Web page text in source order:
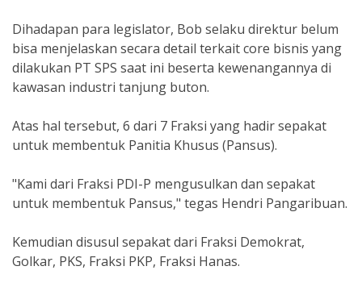
Dihadapan para legislator, Bob selaku direktur belum
bisa menjelaskan secara detail terkait core bisnis yang
dilakukan PT SPS saat ini beserta kewenangannya di
kawasan industri tanjung buton.
Atas hal tersebut, 6 dari 7 Fraksi yang hadir sepakat
untuk membentuk Panitia Khusus (Pansus).
"Kami dari Fraksi PDI-P mengusulkan dan sepakat
untuk membentuk Pansus," tegas Hendri Pangaribuan.
Kemudian disusul sepakat dari Fraksi Demokrat,
Golkar, PKS, Fraksi PKP, Fraksi Hanas.